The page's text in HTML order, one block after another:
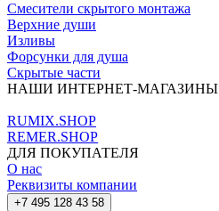
Смесители скрытого монтажа
Верхние души
Изливы
Форсунки для душа
Скрытые части
НАШИ ИНТЕРНЕТ-МАГАЗИНЫ
RUMIX.SHOP
REMER.SHOP
ДЛЯ ПОКУПАТЕЛЯ
О нас
Реквизиты компании
+7 495 128 43 58